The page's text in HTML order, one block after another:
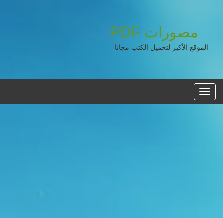
مصورات PDF
الموقع الأكبر لتحميل الكتب مجانا
القائمه
الرئيسية